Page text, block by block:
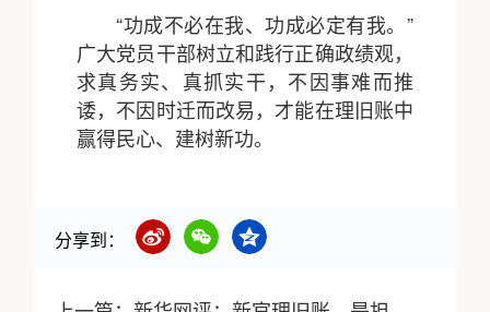
“功成不必在我、功成必定有我。”
广大党员干部树立和践行正确政绩观，
求真务实、真抓实干，不因事难而推
诿，不因时迁而改易，才能在理旧账中
赢得民心、建树新功。
分享到：